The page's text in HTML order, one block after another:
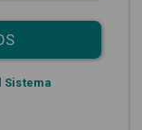
Sistema